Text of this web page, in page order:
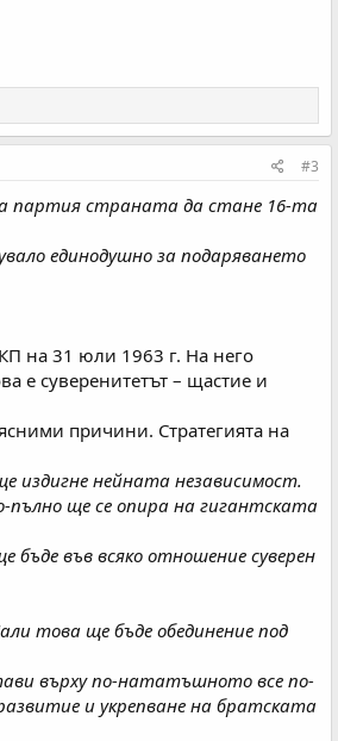
#3
партия страната да стане 16-та
единодушно за подаряването
на 31 юли 1963 г. На него
е суверенитетът – щастие и
причини. Стратегията на
издигне нейната независимост.
пълно ще се опира на гигантската
бъде във всяко отношение суверен
това ще бъде обединение под
върху по-нататъшното все по-
и укрепване на братската